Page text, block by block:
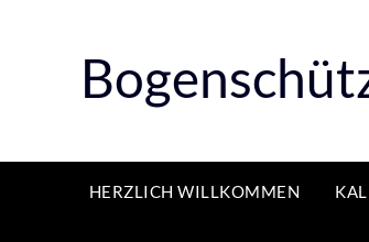
HERZLICH WILLKOMMEN